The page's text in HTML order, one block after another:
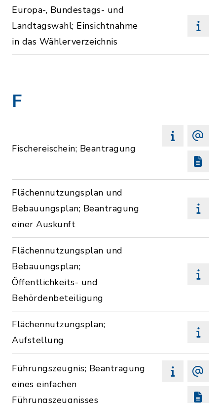
Europa-, Bundestags- und
Landtagswahl; Einsichtnahme
in das Wählerverzeichnis
F
Fischereischein; Beantragung
Flächennutzungsplan und
Bebauungsplan; Beantragung
einer Auskunft
Flächennutzungsplan und
Bebauungsplan;
Öffentlichkeits- und
Behördenbeteiligung
Flächennutzungsplan;
Aufstellung
Führungszeugnis; Beantragung
eines einfachen
Führungszeugnisses